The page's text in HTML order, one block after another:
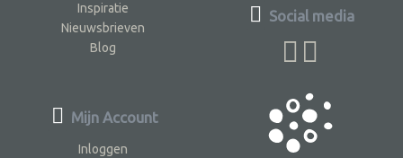
Inspiratie
Nieuwsbrieven
Blog
Social media
Mijn Account
Inloggen